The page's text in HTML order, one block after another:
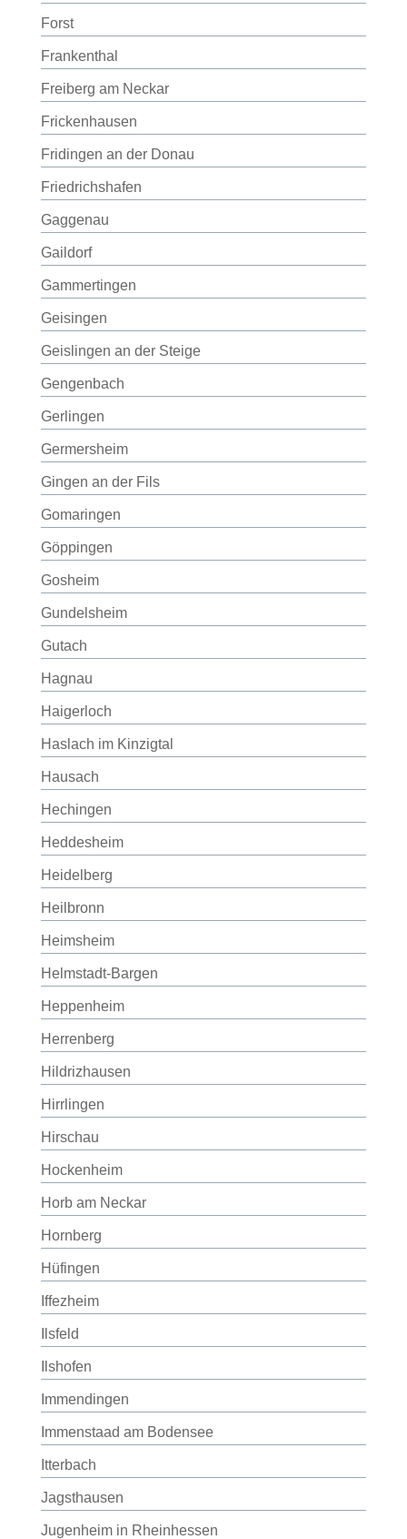
Forst
Frankenthal
Freiberg am Neckar
Frickenhausen
Fridingen an der Donau
Friedrichshafen
Gaggenau
Gaildorf
Gammertingen
Geisingen
Geislingen an der Steige
Gengenbach
Gerlingen
Germersheim
Gingen an der Fils
Gomaringen
Göppingen
Gosheim
Gundelsheim
Gutach
Hagnau
Haigerloch
Haslach im Kinzigtal
Hausach
Hechingen
Heddesheim
Heidelberg
Heilbronn
Heimsheim
Helmstadt-Bargen
Heppenheim
Herrenberg
Hildrizhausen
Hirrlingen
Hirschau
Hockenheim
Horb am Neckar
Hornberg
Hüfingen
Iffezheim
Ilsfeld
Ilshofen
Immendingen
Immenstaad am Bodensee
Itterbach
Jagsthausen
Jugenheim in Rheinhessen